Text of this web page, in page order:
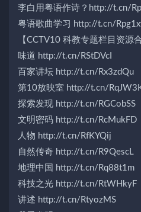
李白用粤语作诗？http://t.cn/
粤语歌曲学习 http://t.cn/
【CCTV10 科教专题栏目资源
味道 http://t.cn/RStDVcI
百家讲坛 http://t.cn/Rx3zdQu
第10放映室 http://t.cn/
探索发现 http://t.cn/RGCobSS
文明密码 http://t.cn/RcMukFD
人物 http://t.cn/RfKYQij
自然传奇 http://t.cn/R9QescL
地理中国 http://t.cn/Rq88t1m
科技之光 http://t.cn/RtWHkyF
讲述 http://t.cn/RtyozMS